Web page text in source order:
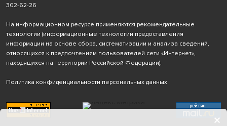
302-62-26
На информационном ресурсе применяются рекомендательные
технологии (информационные технологии предоставления
информации на основе сбора, систематизации и анализа сведений,
относящихся к предпочтениям пользователей сети «Интернет»,
находящихся на территории Российской Федерации).
Политика конфиденциальности персональных данных